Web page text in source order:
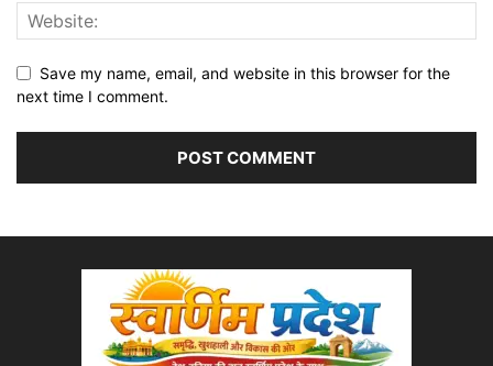
Save my name, email, and website in this browser for the
next time I comment.